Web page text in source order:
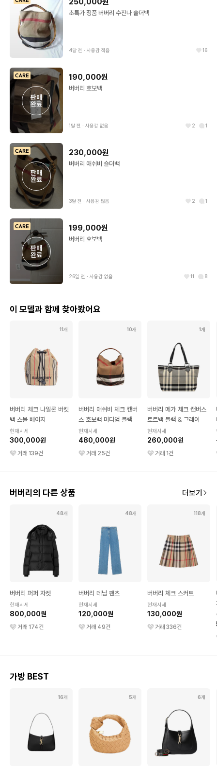
초특가 정품 버버리 수잔나 숄더백
4달 전 ∙ 사용감 적음 16
판매
완료
190,000원
버버리 호보백
1달 전 ∙ 사용감 없음 2 1
판매
완료
230,000원
버버리 애쉬비 숄더백
3달 전 ∙ 사용감 많음 2 1
판매
완료
199,000원
버버리 호보백
26일 전 ∙ 사용감 없음 11 8
이 모델과 함께 찾아봤어요
11개
버버리 체크 나일론 버킷
백 스몰 베이지
현재시세
300,000원
거래 139건
10개
버버리 애쉬비 체크 캔버
스 호보백 미디엄 블랙
현재시세
480,000원
거래 25건
1개
버버리 메가 체크 캔버스
토트백 블랙 & 그레이
현재시세
260,000원
거래 1건
버버리의 다른 상품 더보기
48개
버버리 퍼퍼 자켓
현재시세
800,000원
거래 174건
48개
버버리 데님 팬츠
현재시세
120,000원
거래 49건
118개
버버리 체크 스커트
현재시세
130,000원
거래 336건
가방 BEST
16개 5개 6개